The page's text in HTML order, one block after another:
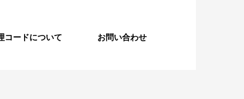
コードについて お問い合わせ